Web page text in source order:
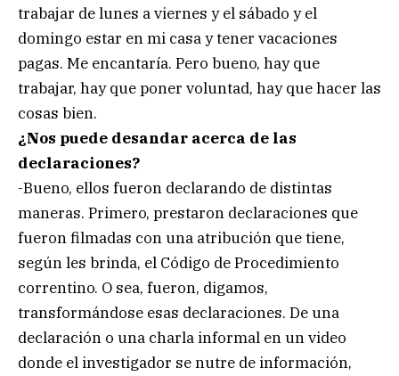
trabajar de lunes a viernes y el sábado y el
domingo estar en mi casa y tener vacaciones
pagas. Me encantaría. Pero bueno, hay que
trabajar, hay que poner voluntad, hay que hacer las
cosas bien.
¿Nos puede desandar acerca de las
declaraciones?
-Bueno, ellos fueron declarando de distintas
maneras. Primero, prestaron declaraciones que
fueron filmadas con una atribución que tiene,
según les brinda, el Código de Procedimiento
correntino. O sea, fueron, digamos,
transformándose esas declaraciones. De una
declaración o una charla informal en un video
donde el investigador se nutre de información,